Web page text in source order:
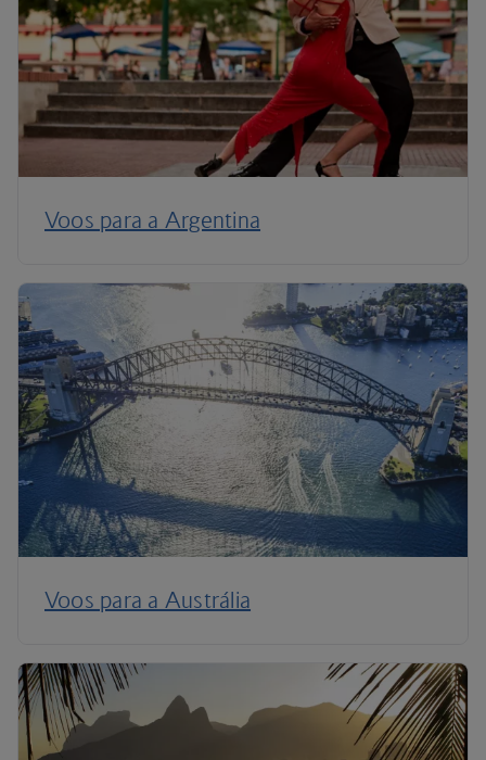
Voos para a Argentina
Voos para a Austrália